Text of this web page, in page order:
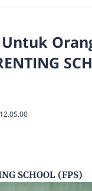
12.05.00
SCHOOL (FPS)